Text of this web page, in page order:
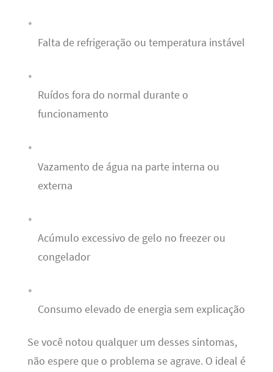
Falta de refrigeração ou temperatura instável
Ruídos fora do normal durante o
funcionamento
Vazamento de água na parte interna ou
externa
Acúmulo excessivo de gelo no freezer ou
congelador
Consumo elevado de energia sem explicação
Se você notou qualquer um desses sintomas,
não espere que o problema se agrave. O ideal é